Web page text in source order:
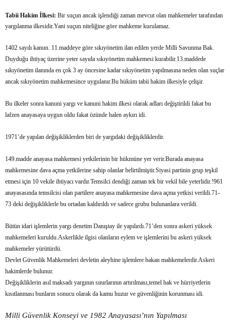
Tabii Hakim İlkesi: Bir suçun ancak işlendiği zaman mevcut olan mahkemeler tarafından
yargılanma ilkesidir.Yani suçun niteliğine göre mahkeme kurulamaz.
1402 sayılı kanun. 11.maddeye göre sıkıyönetim ilan edilen yerde Milli Savunma Bak.
Duyduğu ihtiyaç üzerine yeter sayıda sıkıyönetim mahkemesi kurabilir.13.maddede
sıkıyönetim ilanında en çok 3 ay öncesine kadar sıkıyönetim yapılmasına neden olan suçlar
ancak sıkıyönetim mahkemesince uygulanır.Bu hüküm tabii hakim ilkesiyle çelişir.
Bu ilkeler sonra kanuni yargı ve kanuni hakim ilkesi olarak adları değiştirildi fakat bu
lafzen anayasaya uygun oldu fakat özünde halen aykırı idi.
1971’de yapılan değişikliklerden biri de yargıdaki değişikliklerdir.
149.madde anayasa mahkemesi yetkilerinin bir hükmüne yer verir.Burada anayasa
mahkemesine dava açma yetkilerine sahip olanlar belirtilmiştir.Siyasi partinin grup teşkil
etmesi için 10 vekile ihtiyacı vardır.Temsilci dendiği zaman tek bir vekil bile yeterlidir.!961
anayasasında temsilcisi olan partilere anayasa mahkemesine dava açma yetkisi verildi.71-
73 deki değişikliklerle bu ortadan kaldırıldı ve sadece grubu bulunanlara verildi.
Bütün idari işlemlerin yargı denetim Danıştay ile yapılırdı.71’den sonra askeri yüksek
mahkemeleri kuruldu.Askerlikle ilgisi olanların eylem ve işlemlerini bu askeri yüksek
mahkemeler yürütürdü.
Devlet Güvenlik Mahkemeleri devletin aleyhine işlemlere bakan mahkemelerdir.Askeri
hakimlerde bulunur.
Değişikliklerin asıl maksadı yargının sınırlarının artırılması,temel hak ve hürriyetlerin
kısıtlanması bunların sonucu olarak da kamu huzur ve güvenliğinin korunması idi.
Milli Güvenlik Konseyi ve 1982 Anayasası’nın Yapılması